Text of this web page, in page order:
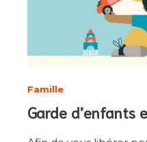
Famille
Garde d’enfants